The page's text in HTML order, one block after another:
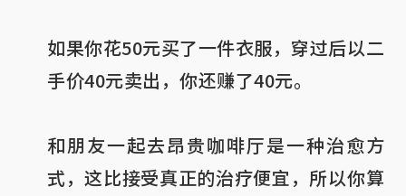
如果你花50元买了一件衣服，穿过后以二
手价40元卖出，你还赚了40元。
和朋友一起去昂贵咖啡厅是一种治愈方
式，这比接受真正的治疗便宜，所以你算